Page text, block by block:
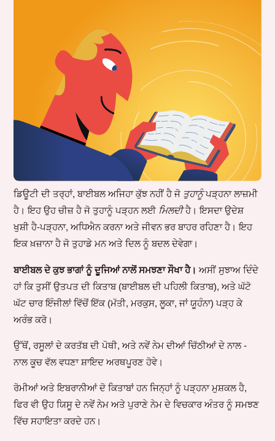
ਡਿਊਟੀ ਦੀ ਤਰ੍ਹਾਂ, ਬਾਈਬਲ ਅਜਿਹਾ ਕੁੱਝ ਨਹੀਂ ਹੈ ਜੋ ਤੁਹਾਨੂੰਪੜ੍ਹਨਾ ਲਾਜ਼ਮੀ
ਹੈ। ਇਹ ਉਹ ਚੀਜ਼ ਹੈ ਜੋ ਤੁਹਾਨੂੰ ਪੜ੍ਹਨ ਲਈ ਮਿਲਦੀਹੈ। ਇਸਦਾ ਉਦੇਸ਼
ਖੁਸ਼ੀ ਹੈ-ਪੜ੍ਹਨਾ, ਅਧਿਐਨ ਕਰਨਾ ਅਤੇ ਜੀਵਨ ਭਰ ਬਾਹਰ ਰਹਿਣਾ ਹੈ। ਇਹ
ਇਕ ਖ਼ਜ਼ਾਨਾ ਹੈ ਜੋ ਤੁਹਾਡੇ ਮਨ ਅਤੇ ਦਿਲ ਨੂੰ ਬਦਲ ਦੇਵੇਗਾ।
ਬਾਈਬਲ ਦੇ ਕੁਝ ਭਾਗਾਂ ਨੂੰ ਦੂਜਿਆਂ ਨਾਲੋਂ ਸਮਝਣਾ ਸੌਖਾ ਹੈ। ਅਸੀਂ ਸੁਝਾਅ ਦਿੰਦੇ
ਹਾਂ ਕਿ ਤੁਸੀਂ ਉਤਪਤ ਦੀ ਕਿਤਾਬ (ਬਾਈਬਲ ਦੀ ਪਹਿਲੀ ਕਿਤਾਬ), ਅਤੇ ਘੱਟੋ
ਘੱਟ ਚਾਰ ਇੰਜੀਲਾਂ ਵਿੱਚੋਂ ਇੱਕ (ਮੱਤੀ, ਮਰਕੁਸ, ਲੂਕਾ, ਜਾਂ ਯੂਹੰਨਾ) ਪੜ੍ਹ ਕੇ
ਅਰੰਭ ਕਰੋ।
ਉੱਥੋਂ, ਰਸੂਲਾਂ ਦੇ ਕਰਤੱਬ ਦੀ ਪੋਥੀ, ਅਤੇ ਨਵੇਂ ਨੇਮ ਦੀਆਂ ਚਿੱਠੀਆਂ ਦੇ ਨਾਲ -
ਨਾਲ ਕੂਚ ਵੱਲ ਵਧਣਾ ਸ਼ਾਇਦ ਅਰਥਪੂਰਣ ਹੋਵੇ।
ਰੋਮੀਆਂ ਅਤੇ ਇਬਰਾਨੀਆਂ ਦੋ ਕਿਤਾਬਾਂ ਹਨ ਜਿਨ੍ਹਾਂ ਨੂੰ ਪੜ੍ਹਨਾ ਮੁਸ਼ਕਲ ਹੈ,
ਫਿਰ ਵੀ ਉਹ ਯਿਸੂ ਦੇ ਨਵੇਂ ਨੇਮ ਅਤੇ ਪੁਰਾਣੇ ਨੇਮ ਦੇ ਵਿਚਕਾਰ ਅੰਤਰ ਨੂੰ ਸਮਝਣ
ਵਿੱਚ ਸਹਾਇਤਾ ਕਰਦੇ ਹਨ।